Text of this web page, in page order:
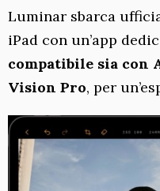
Luminar sbarca
iPad con un’app
compatibile sia con
Vision Pro, per